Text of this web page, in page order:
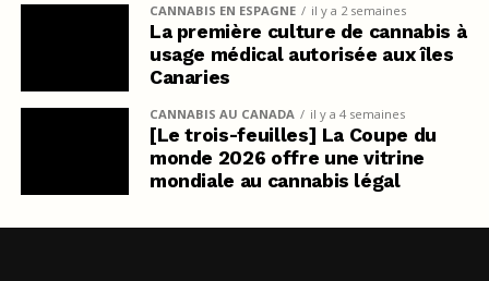
CANNABIS EN ESPAGNE il y a 2 semaines
La première culture de cannabis à
usage médical autorisée aux îles
Canaries
CANNABIS AU CANADA il y a 4 semaines
[Le trois-feuilles] La Coupe du
monde 2026 offre une vitrine
mondiale au cannabis légal